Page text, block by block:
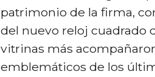
patrimonio de la firma,
del nuevo reloj cuadrado
vitrinas más
emblemáticos de los